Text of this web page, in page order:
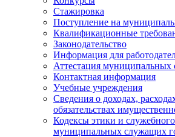
Стажировка
Поступление на
Квалификационные
Законодательство
Информация для
Аттестация
Контактная информация
Учебные учреждения
Сведения о доходах,
обязательствах
Кодексы этики и
муниципальных служащих